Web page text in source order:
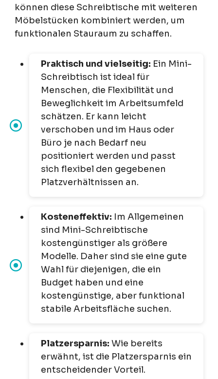
können diese Schreibtische mit weiteren
Möbelstücken kombiniert werden, um
funktionalen Stauraum zu schaffen.
Praktisch und vielseitig: Ein Mini-
Schreibtisch ist ideal für
Menschen, die Flexibilität und
Beweglichkeit im Arbeitsumfeld
schätzen. Er kann leicht
verschoben und im Haus oder
Büro je nach Bedarf neu
positioniert werden und passt
sich flexibel den gegebenen
Platzverhältnissen an.
Kosteneffektiv: Im Allgemeinen
sind Mini-Schreibtische
kostengünstiger als größere
Modelle. Daher sind sie eine gute
Wahl für diejenigen, die ein
Budget haben und eine
kostengünstige, aber funktional
stabile Arbeitsfläche suchen.
Platzersparnis: Wie bereits
erwähnt, ist die Platzersparnis ein
entscheidender Vorteil.